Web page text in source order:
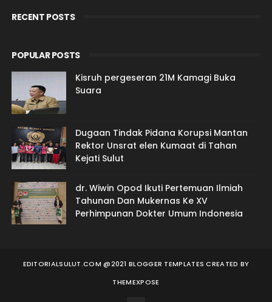
RECENT POSTS
POPULAR POSTS
Kisruh pergeseran 21M Kamagi Buka
Suara
Dugaan Tindak Pidana Korupsi Mantan
Rektor Unsrat elen Kumaat di Tahan
Kejati Sulut
dr. Wiwin Opod Ikuti Pertemuan Ilmiah
Tahunan Dan Mukernas Ke XV
Perhimpunan Dokter Umum Indonesia
EDITORIALSULUT.COM @2021 BLOGGER TEMPLATES CREATED BY
THEMEXPOSE